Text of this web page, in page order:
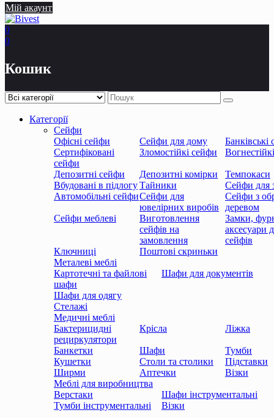
Мій акаунт
0
0
Кошик
Категорії
Сейфи
Офісні сейфи
Сейфи для дому
Банківські
Сертифіковані
сейфи
Зломостійкі сейфи
Депозитні сейфи Депозитні комірки
Темпокаси
Вбудовані в підлогуТайники
Сейфи для
Автомобільні сейфиСейфи для
ювелірних виробів
Сейфи з
деревом
Сейфи меблеві
Виготовлення
сейфів на
замовлення
Замки,
аксесуари
сейфів
Ключниці
Поштові скриньки
Металеві меблі
Картотечні та файлові
шафи
Шафи для документів
Шафи для одягу
Стелажі
Медичні меблі
Бактерицидні
рециркулятори
Крісла Ліжка
Банкетки Шафи
Тумби
Кушетки
Столи та столики
Підставки
Ширми
Аптечки
Візки
Меблі для виробництва
Верстаки
Шафи інструментальні
Тумби інструментальні
Візки